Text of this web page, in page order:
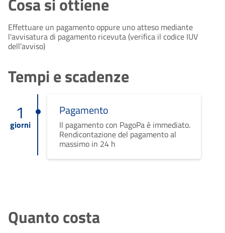
Effettuare un pagamento oppure uno atteso mediante
l'avvisatura di pagamento ricevuta (verifica il codice IUV
dell'avviso)
Tempi e scadenze
1
giorni
Pagamento
Il pagamento con PagoPa è immediato.
Rendicontazione del pagamento al
massimo in 24 h
Quanto costa